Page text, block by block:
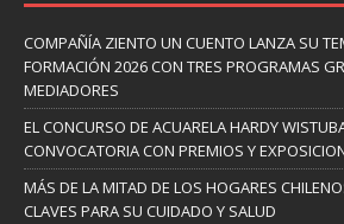
COMPAÑÍA ZIENTO UN CUENTO LANZA SU
FORMACIÓN 2026 CON TRES PROGRAMAS
MEDIADORES
EL CONCURSO DE ACUARELA HARDY
CONVOCATORIA CON PREMIOS Y
MÁS DE LA MITAD DE LOS HOGARES
CLAVES PARA SU CUIDADO Y SALUD